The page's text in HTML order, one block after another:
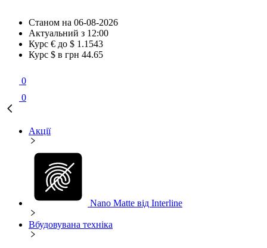
Станом на 06-08-2026
Актуальний з 12:00
Курс € до $ 1.1543
Курс $ в грн 44.65
0
0
Акції
Nano Matte від Interline
Вбудовувана техніка